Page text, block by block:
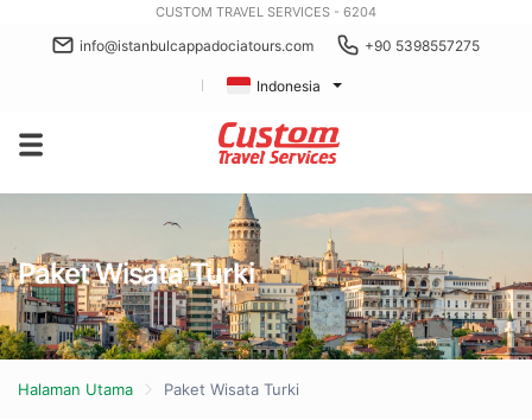
CUSTOM TRAVEL SERVICES - 6204
info@istanbulcappadociatours.com +90 5398557275
Indonesia
Paket Wisata Turki
Halaman Utama Paket Wisata Turki